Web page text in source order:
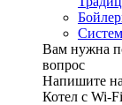
Вам нужна
вопрос
Напишите
Котел с Wi-Fi